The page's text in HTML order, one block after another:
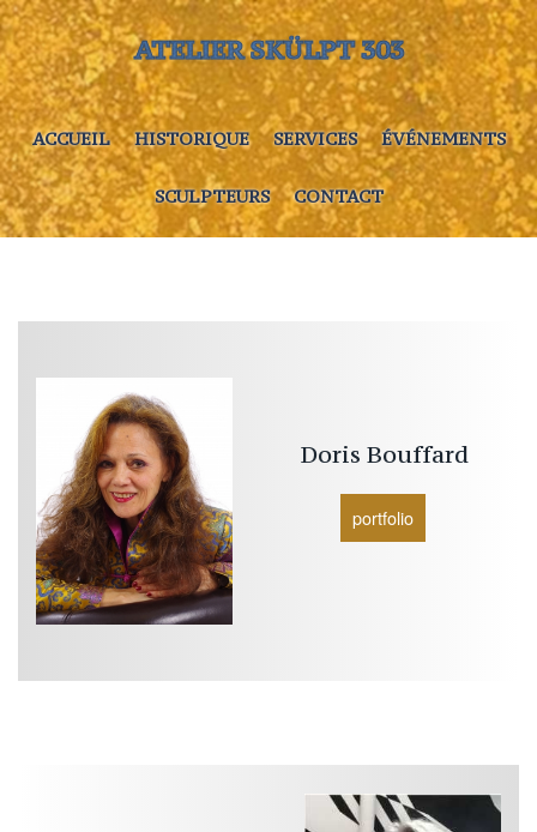
ATELIER SKÜLPT 303
ACCUEIL HISTORIQUE SERVICES ÉVÉNEMENTS
SCULPTEURS CONTACT
Doris Bouffard
portfolio